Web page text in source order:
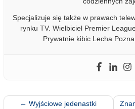
Specjalizuje się także w prawach
rynku TV. Wielbiciel Premier
Prywatnie kibic Lecha
← Wyjściowe jedenastki